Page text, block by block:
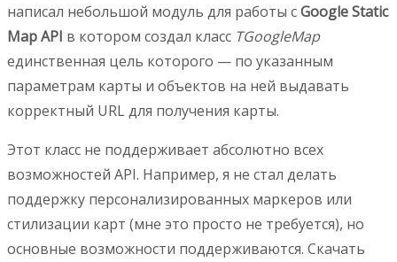
написал небольшой модуль для работы сGoogle Static
Map API в котором создал класс TGoogleMap
единственная цель которого — по указанным
параметрам карты и объектов на ней выдавать
корректный URL для получения карты.
Этот класс не поддерживает абсолютно всех
возможностей API. Например, я не стал делать
поддержку персонализированных маркеров или
стилизации карт (мне это просто не требуется), но
основные возможности поддерживаются. Скачать